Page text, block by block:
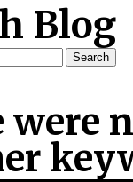
Blog
were